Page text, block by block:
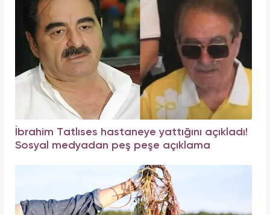
İbrahim Tatlıses hastaneye yattığını açıkladı!
Sosyal medyadan peş peşe açıklama